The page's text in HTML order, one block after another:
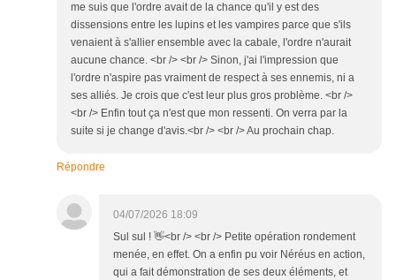
me suis que l'ordre avait de la chance qu'il y est des
dissensions entre les lupins et les vampires parce que s'ils
venaient à s'allier ensemble avec la cabale, l'ordre n'aurait
aucune chance. <br /> <br /> Sinon, j'ai l'impression que
l'ordre n'aspire pas vraiment de respect à ses ennemis, ni a
ses alliés. Je crois que c'est leur plus gros problème. <br />
<br /> Enfin tout ça n'est que mon ressenti. On verra par la
suite si je change d'avis.<br /> <br /> Au prochain chap.
Répondre
04/07/2026 18:09
Sul sul ! 👋<br /> <br /> Petite opération rondement
menée, en effet. On a enfin pu voir Néréus en action,
qui a fait démonstration de ses deux éléments, et